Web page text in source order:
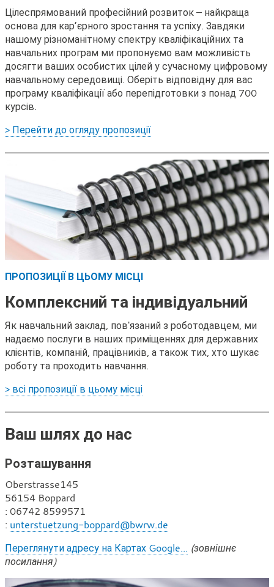
Цілеспрямований професійний розвиток – найкраща
основа для кар’єрного зростання та успіху. Завдяки
нашому різноманітному спектру кваліфікаційних та
навчальних програм ми пропонуємо вам можливість
досягти ваших особистих цілей у сучасному цифровому
навчальному середовищі. Оберіть відповідну для вас
програму кваліфікації або перепідготовки з понад 700
курсів.
> Перейти до огляду пропозиції
ПРОПОЗИЦІЇ В ЦЬОМУ МІСЦІ
Комплексний та індивідуальний
Як навчальний заклад, пов'язаний з роботодавцем, ми
надаємо послуги в наших приміщеннях для державних
клієнтів, компаній, працівників, а також тих, хто шукає
роботу та проходить навчання.
> всі пропозиції в цьому місці
Ваш шлях до нас
Розташування
Oberstrasse145
56154 Boppard
Т
е
е
ф
о
: 06742 8599571
Е
е
к
т
: unterstuetzung-boppard@bwrw.de
Переглянути адресу на Картах Google... (зовнішнє
посилання)